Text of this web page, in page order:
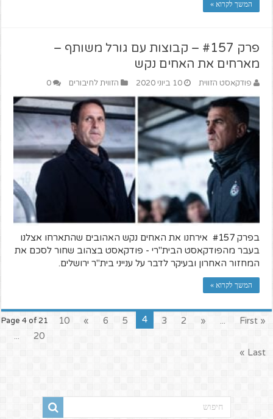
המשך לקרוא »
פרק #157 – קבוצות עם גורל משותף –
מארחים את האחים נקש
פודקאסט הזווית 10 ביוני 2020 הזווית לחיבורים 0
בפרק #157 אירחנו את האחים נקש האהובים שהתארחו אצלנו
בעבר מהפודקאסט הבית"רי - פודקאסט בצהוב שחור לסכם את
המחזור האחרון ובעיקר לדבר על ענייני בית"ר ירושלים.
המשך לקרוא »
Page 4 of 21 « First
...
«
2
3
4
5
6
»
10
20
...
Last »